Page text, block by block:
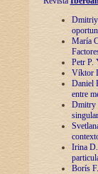
Dmitriy
María
Petr P.
Víktor
Daniel
entre
Dmitry
Irina
Borís